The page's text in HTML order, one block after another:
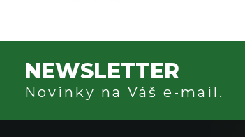
NEWSLETTER
Novinky na Váš e-mail.